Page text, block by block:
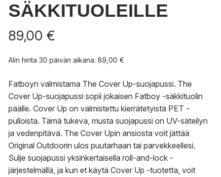
SÄKKITUOLEILLE
89,00 €
Alin hinta 30 päivän aikana: 89,00 €
Fatboyn valmistama The Cover Up-suojapussi. The
Cover Up-suojapussi sopii jokaisen Fatboy -säkkituolin
päälle. Cover Up on valmistettu kierrätetyistä PET -
pulloista. Tämä tukeva, musta suojapussi on UV-säteilyn
ja vedenpitävä. The Cover Upin ansiosta voit jättää
Original Outdoorin ulos puutarhaan tai parvekkeellesi.
Sulje suojapussi yksinkertaisella roll-and-lock -
järjestelmällä, ja kun et käytä Cover Up -tuotetta, voit